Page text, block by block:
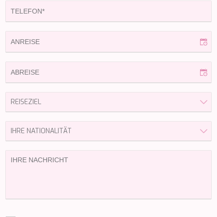
CHAMPAGNE HIPPY
CHRISTINA O
CLOUD IX
CORE
CORNELIA
D5
DAIMA
DAMARI
DARLIN